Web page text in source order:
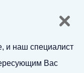
и наш специалист
Вас